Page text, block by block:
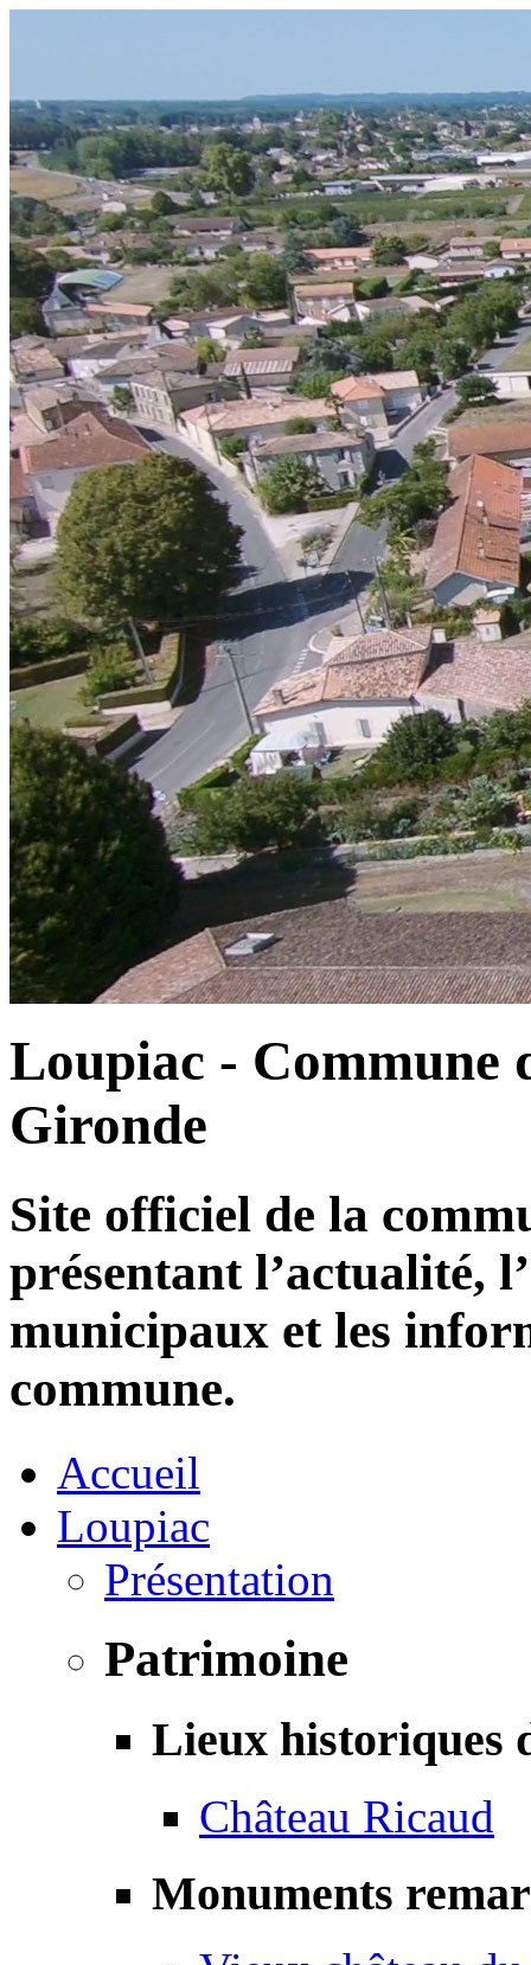
Loupiac - Commune
Gironde
Site officiel de la
présentant l’actualité,
municipaux et les
commune.
Accueil
Loupiac
Présentation
Patrimoine
Lieux historiques
Château Ricaud
Monuments